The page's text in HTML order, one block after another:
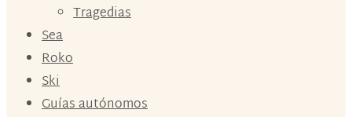
Tragedias
Sea
Roko
Ski
Guías autónomos